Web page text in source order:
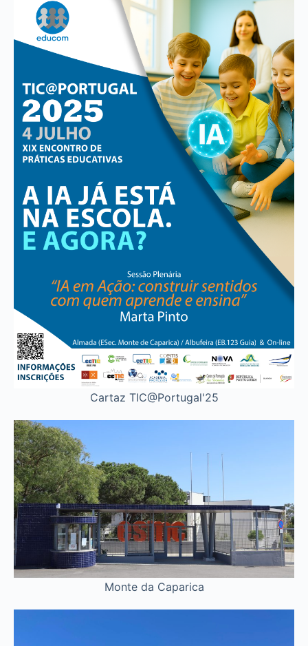
Cartaz TIC@Portugal'25
Monte da Caparica